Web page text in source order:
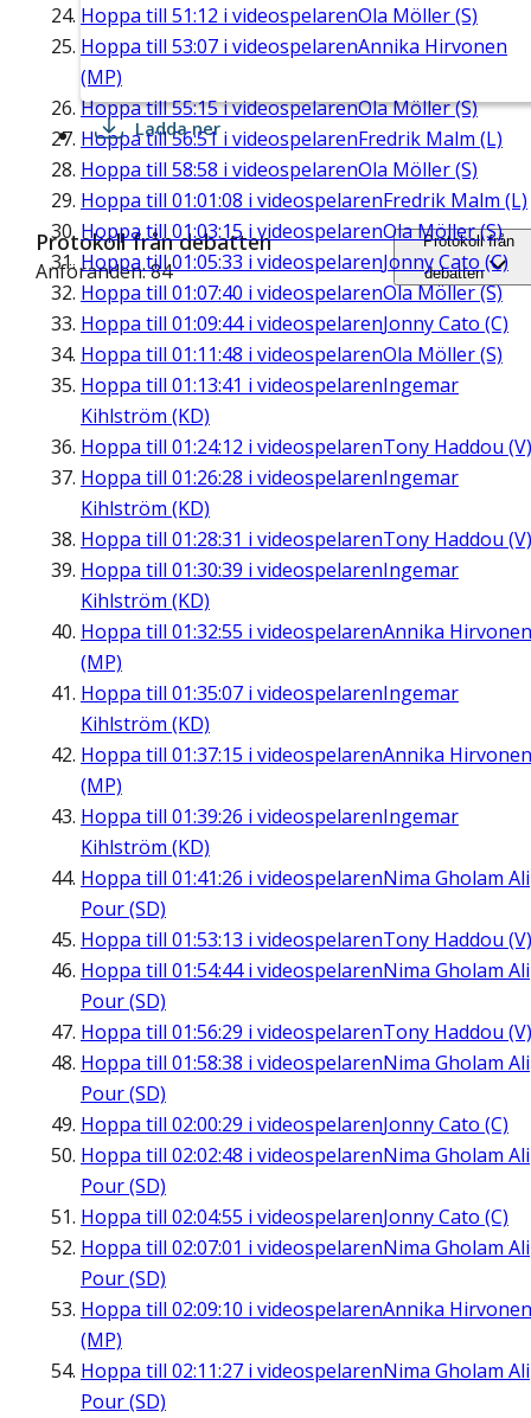
Hoppa till 51:12 i videospelarenOla Möller (S)
Hoppa till 53:07 i videospelarenAnnika Hirvonen
(MP)
Hoppa till55:15i videospelarenOla Möller (S)
Hoppa till56:51 i videospelarenFredrik Malm (L)
Hoppa till 58:58 i videospelarenOla Möller (S)
Hoppa till 01:01:08 i videospelarenFredrik Malm (L)
Hoppa till 01:03:15 i videospelarenOla Möller (S)
Hoppa till01:05:33 i videospelarenJonny Cato (C)
Hoppa till 01:07:40 i videospelarenOla Möller (S)
Hoppa till 01:09:44i videospelarenJonny Cato (C)
Hoppa till 01:11:48 i videospelarenOla Möller (S)
Hoppa till 01:13:41 i videospelarenIngemar
Kihlström (KD)
Hoppa till 01:24:12 i videospelarenTony Haddou (V)
Hoppa till 01:26:28 i videospelarenIngemar
Kihlström (KD)
Hoppa till 01:28:31 i videospelarenTony Haddou (V)
Hoppa till 01:30:39 i videospelarenIngemar
Kihlström (KD)
Hoppa till 01:32:55 i videospelarenAnnika Hirvonen
(MP)
Hoppa till 01:35:07 i videospelarenIngemar
Kihlström (KD)
Hoppa till 01:37:15 i videospelarenAnnika Hirvonen
(MP)
Hoppa till 01:39:26 i videospelarenIngemar
Kihlström (KD)
Hoppa till 01:41:26 i videospelarenNima Gholam Ali
Pour (SD)
Hoppa till 01:53:13 i videospelarenTony Haddou (V)
Hoppa till 01:54:44i videospelarenNima Gholam Ali
Pour (SD)
Hoppa till 01:56:29 i videospelarenTony Haddou (V)
Hoppa till 01:58:38 i videospelarenNima Gholam Ali
Pour (SD)
Hoppa till 02:00:29 i videospelarenJonny Cato (C)
Hoppa till 02:02:48 i videospelarenNima Gholam Ali
Pour (SD)
Hoppa till 02:04:55 i videospelarenJonny Cato (C)
Hoppa till 02:07:01 i videospelarenNima Gholam Ali
Pour (SD)
Hoppa till 02:09:10 i videospelarenAnnika Hirvonen
(MP)
Hoppa till 02:11:27 i videospelarenNima Gholam Ali
Pour (SD)
Ladda ner
Protokoll från debatten
Anföranden: 84
Protokoll från
debatten